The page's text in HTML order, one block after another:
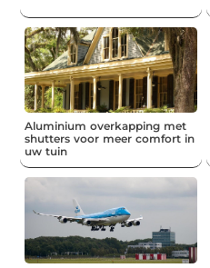
Aluminium overkapping met
shutters voor meer comfort in
uw tuin